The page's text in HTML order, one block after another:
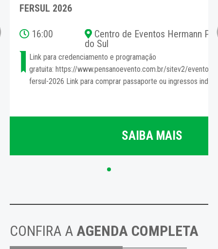
- Rio
106292/programacao-
para o ...
FERSUL 2026
16:00
Centro de Eventos Hermann
do Sul
Link para credenciamento e programação
gratuita: https://www.pensanoevento.com.br/sitev2/eventos/
fersul-2026 Link para comprar passaporte ou ingressos
SAIBA MAIS
CONFIRA A AGENDA COMPLETA